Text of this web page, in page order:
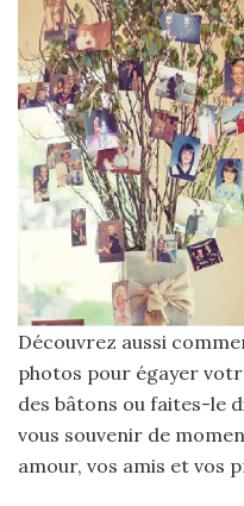
Découvrez aussi
photos pour égayer
des bâtons ou faites-le
vous souvenir de
amour, vos amis et vos